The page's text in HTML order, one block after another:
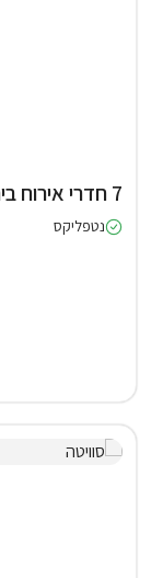
7 חדרי אירוח בירושלים
נטפליקס